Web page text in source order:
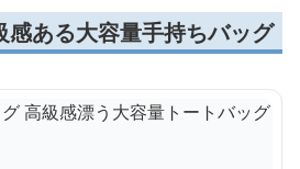
感ある大容量手持ちバッグ